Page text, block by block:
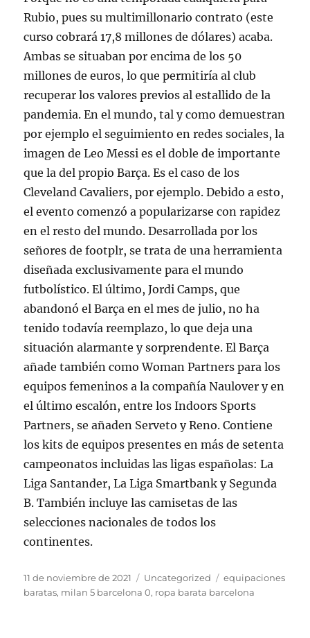
Rubio, pues su multimillonario contrato (este
curso cobrará 17,8 millones de dólares) acaba.
Ambas se situaban por encima de los 50
millones de euros, lo que permitiría al club
recuperar los valores previos al estallido de la
pandemia. En el mundo, tal y como demuestran
por ejemplo el seguimiento en redes sociales, la
imagen de Leo Messi es el doble de importante
que la del propio Barça. Es el caso de los
Cleveland Cavaliers, por ejemplo. Debido a esto,
el evento comenzó a popularizarse con rapidez
en el resto del mundo. Desarrollada por los
señores de footplr, se trata de una herramienta
diseñada exclusivamente para el mundo
futbolí­stico. El último, Jordi Camps, que
abandonó el Barça en el mes de julio, no ha
tenido todavía reemplazo, lo que deja una
situación alarmante y sorprendente. El Barça
añade también como Woman Partners para los
equipos femeninos a la compañía Naulover y en
el último escalón, entre los Indoors Sports
Partners, se añaden Serveto y Reno. Contiene
los kits de equipos presentes en más de setenta
campeonatos incluidas las ligas españolas: La
Liga Santander, La Liga Smartbank y Segunda
B. También incluye las camisetas de las
selecciones nacionales de todos los
continentes.
Publicado
el
11 de noviembre de 2021 Categorías
Uncategorized Etiquetas
equipaciones
baratas, milan 5 barcelona 0, ropa barata barcelona